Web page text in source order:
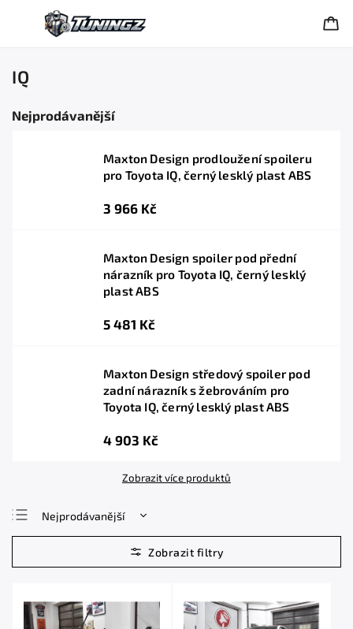
IQ
Nejprodávanější
Maxton Design prodloužení spoileru
pro Toyota IQ, černý lesklý plast ABS
3 966 Kč
Maxton Design spoiler pod přední
nárazník pro Toyota IQ, černý lesklý
plast ABS
5 481 Kč
Maxton Design středový spoiler pod
zadní nárazník s žebrováním pro
Toyota IQ, černý lesklý plast ABS
4 903 Kč
Zobrazit více produktů
Nejprodávanější
Nejlevnější
Nejdražší